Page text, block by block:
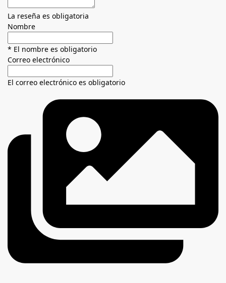
La reseña es obligatoria
Nombre
* El nombre es obligatorio
Correo electrónico
El correo electrónico es obligatorio